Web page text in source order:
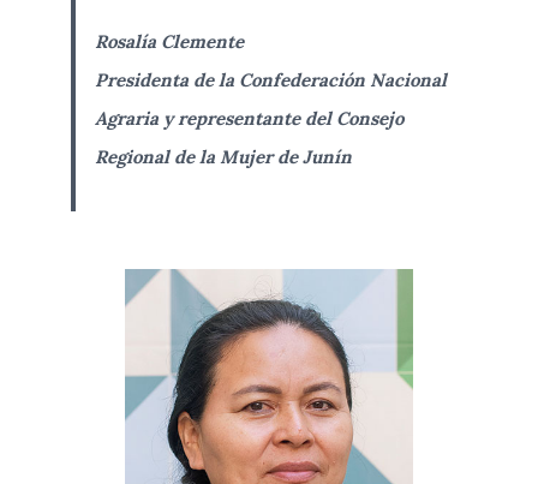
Rosalía Clemente
Presidenta de la Confederación Nacional
Agraria y representante del Consejo
Regional de la Mujer de Junín